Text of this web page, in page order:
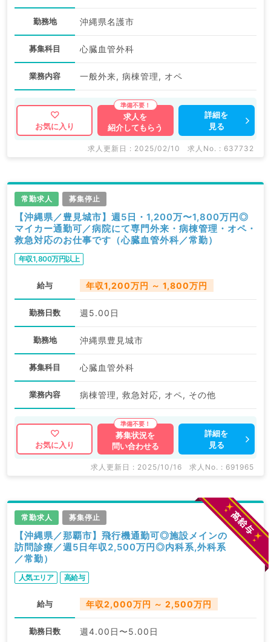
勤務地 沖縄県名護市
募集科目 心臓血管外科
業務内容 一般外来, 病棟管理, オペ
お気に入り
求人を
紹介してもらう
詳細を
見る
求人更新日 : 2025/02/10 求人No. : 637732
常勤求人 募集停止
【沖縄県／豊見城市】週5日・1,200万〜1,800万円◎
マイカー通勤可／病院にて専門外来・病棟管理・オペ・
救急対応のお仕事です（心臓血管外科／常勤）
年収1,800万円以上
給与 年収1,200万円 ～ 1,800万円
勤務日数 週5.00日
勤務地 沖縄県豊見城市
募集科目 心臓血管外科
業務内容 病棟管理, 救急対応, オペ, その他
お気に入り
募集状況を
問い合わせる
詳細を
見る
求人更新日 : 2025/10/16 求人No. : 691965
常勤求人 募集停止
【沖縄県／那覇市】飛行機通勤可◎施設メインの
訪問診療／週5日年収2,500万円◎内科系,外科系
／常勤）
人気エリア 高給与
給与 年収2,000万円 ～ 2,500万円
勤務日数 週4.00日〜5.00日